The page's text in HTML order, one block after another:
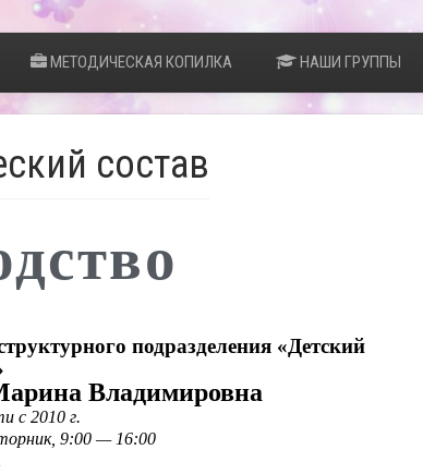
МЕТОДИЧЕСКАЯ КОПИЛКА НАШИ ГРУППЫ
состав
подразделения «Детский
Владимировна
с 2010 г.
9:00 — 16:00